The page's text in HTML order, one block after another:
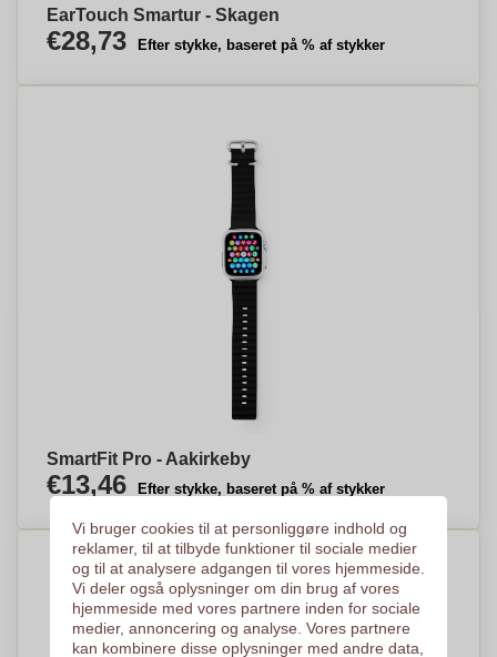
EarTouch Smartur - Skagen
€28,73 Efter stykke, baseret på % af stykker
SmartFit Pro - Aakirkeby
€13,46 Efter stykke, baseret på % af stykker
Vi bruger cookies til at personliggøre indhold og
reklamer, til at tilbyde funktioner til sociale medier
og til at analysere adgangen til vores hjemmeside.
Vi deler også oplysninger om din brug af vores
hjemmeside med vores partnere inden for sociale
medier, annoncering og analyse. Vores partnere
kan kombinere disse oplysninger med andre data,